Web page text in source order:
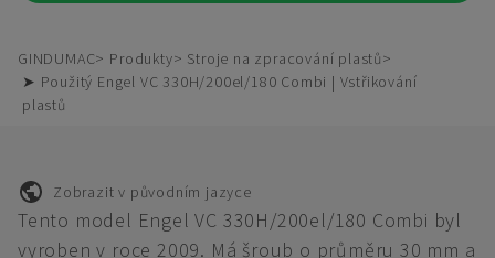
GINDUMAC Produkty
Stroje na zpracování plastů
➤ Použitý Engel VC 330H/200el/180 Combi | Vstřikování
plastů
Zobrazit v původním jazyce
Tento model Engel VC 330H/200el/180 Combi byl
vyroben v roce 2009. Má šroub o průměru 30 mm a